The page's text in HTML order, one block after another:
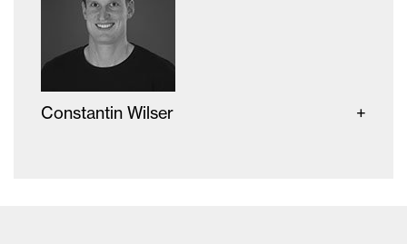
Constantin Wilser